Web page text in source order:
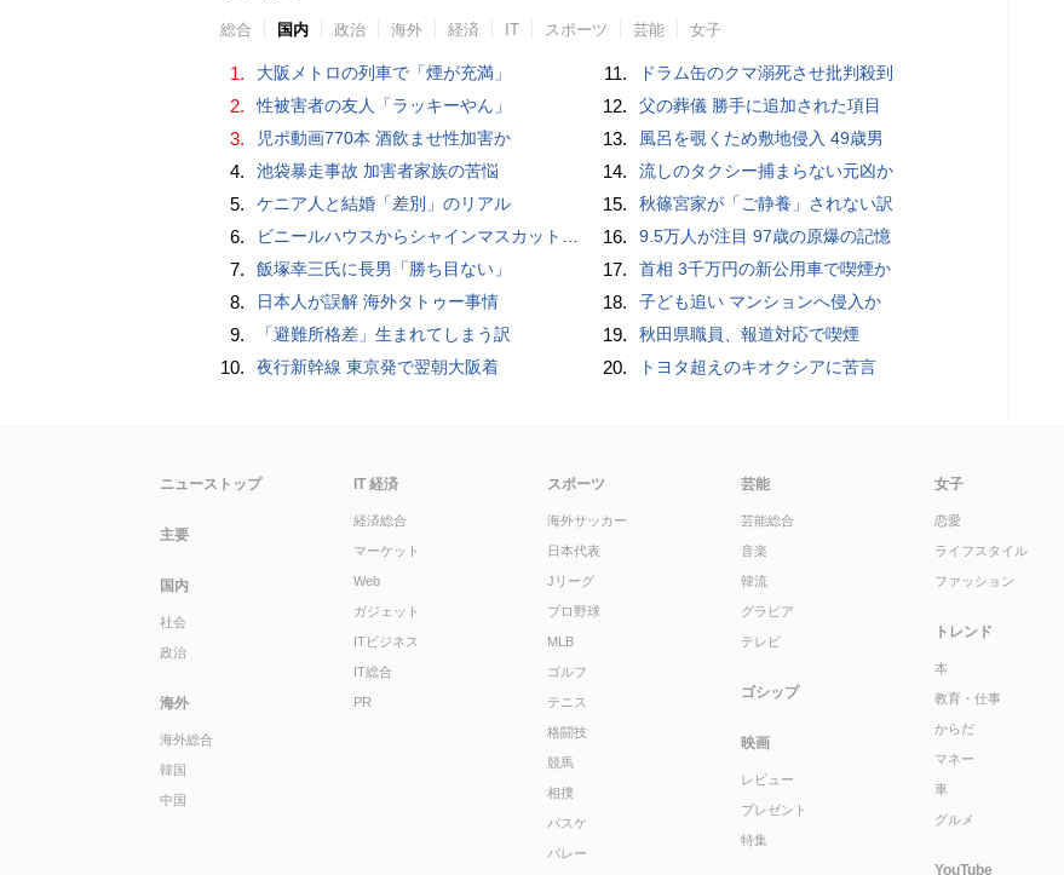
総合 国内 政治 海外 経済 IT スポーツ 芸能 女子
1. 大阪メトロの列車で「煙が充満」
2. 性被害者の友人「ラッキーやん」
3. 児ポ動画770本 酒飲ませ性加害か
4. 池袋暴走事故 加害者家族の苦悩
5. ケニア人と結婚「差別」のリアル
6. ビニールハウスからシャインマスカット約200房を盗んだ疑い ネットで販売か 無職の男（42）逮捕 岡山県警
7. 飯塚幸三氏に長男「勝ち目ない」
8. 日本人が誤解 海外タトゥー事情
9. 「避難所格差」生まれてしまう訳
10. 夜行新幹線 東京発で翌朝大阪着
11. ドラム缶のクマ溺死させ批判殺到
12. 父の葬儀 勝手に追加された項目
13. 風呂を覗くため敷地侵入 49歳男
14. 流しのタクシー捕まらない元凶か
15. 秋篠宮家が「ご静養」されない訳
16. 9.5万人が注目 97歳の原爆の記憶
17. 首相 3千万円の新公用車で喫煙か
18. 子ども追い マンションへ侵入か
19. 秋田県職員、報道対応で喫煙
20. トヨタ超えのキオクシアに苦言
ニューストップ
主要
国内
社会
政治
海外
海外総合
韓国
中国
IT 経済
経済総合
マーケット
Web
ガジェット
ITビジネス
IT総合
PR
スポーツ
海外サッカー
日本代表
Jリーグ
プロ野球
MLB
ゴルフ
テニス
格闘技
競馬
相撲
バスケ
バレー
芸能
芸能総合
音楽
韓流
グラビア
テレビ
ゴシップ
映画
レビュー
プレゼント
特集
女子
恋愛
ライフスタイル
ファッション
トレンド
本
教育・仕事
からだ
マネー
車
グルメ
YouTube